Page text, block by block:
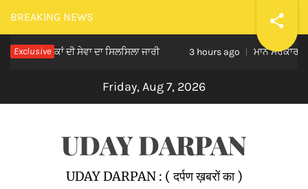
Skip
to
content
BREAKING NEWS
Exclusive
ਲੋਕਾਂ ਦੀ ਸੇਵਾ ਦਾ ਸਿਲਸਿਲਾ ਜਾਰੀ 3 hours ago ਮਾਨ ਸਰਕਾਰ ਦਾ
Friday, Aug 7, 2026
UDAY DARPAN
UDAY DARPAN : ( दर्पण ख़बरों का )